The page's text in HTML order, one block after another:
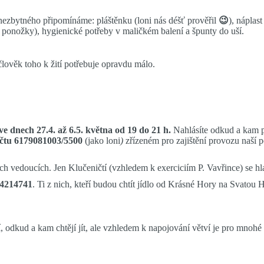
připomínáme: pláštěnku (loni nás déšť prověřil 😉),
hygienické potřeby v maličkém balení a špunty do uší.
toho k žití potřebuje opravdu málo.
dnech 27.4. až 6.5. května od 19 do 21 h. Nahlásíte odkud a kam
6179081003/5500 (jako loni) zřízeném pro zajištění provozu naší
vedoucích. Jen Klučeničtí (vzhledem k exerciciím P. Vavřince) se
. Ti z nich, kteří budou chtít jídlo od Krásné Hory na Svatou
a kam chtějí jít, ale vzhledem k napojování větví je pro